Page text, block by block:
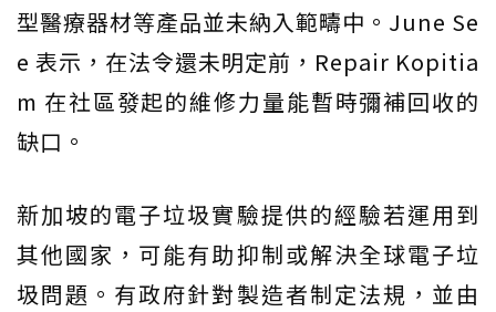
型醫療器材等產品並未納入範疇中。June Se
e 表示，在法令還未明定前，Repair Kopitia
m 在社區發起的維修力量能暫時彌補回收的
缺口。
新加坡的電子垃圾實驗提供的經驗若運用到
其他國家，可能有助抑制或解決全球電子垃
圾問題。有政府針對製造者制定法規，並由